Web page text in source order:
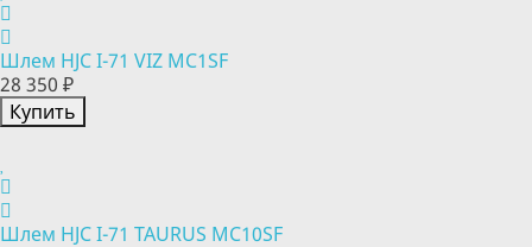
Шлем HJC I-71 VIZ MC1SF
28 350 ₽
Купить
Шлем HJC I-71 TAURUS MC10SF